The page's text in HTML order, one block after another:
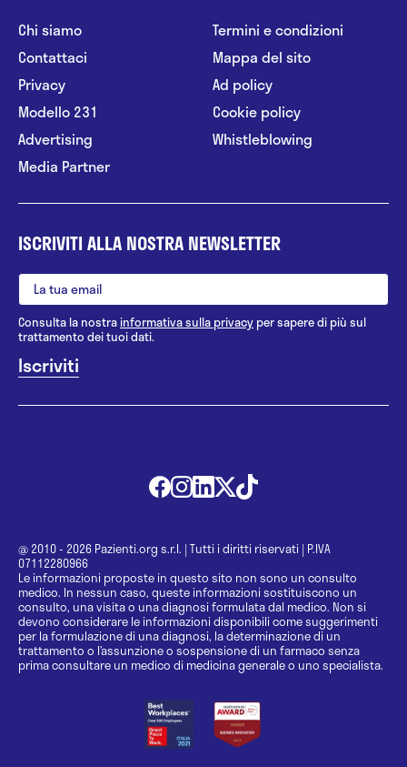
Chi siamo
Contattaci
Privacy
Modello 231
Advertising
Media Partner
Termini e condizioni
Mappa del sito
Ad policy
Cookie policy
Whistleblowing
ISCRIVITI ALLA NOSTRA NEWSLETTER
Consulta la nostrainformativa sulla privacy per sapere di più sul
trattamento dei tuoi dati.
@ 2010 - 2026 Pazienti.org s.r.l. | Tutti i diritti riservati | P.IVA
07112280966
Le informazioni proposte in questo sito non sono un consulto
medico. In nessun caso, queste informazioni sostituiscono un
consulto, una visita o una diagnosi formulata dal medico. Non si
devono considerare le informazioni disponibili come suggerimenti
per la formulazione di una diagnosi, la determinazione di un
trattamento o l’assunzione o sospensione di un farmaco senza
prima consultare un medico di medicina generale o uno specialista.